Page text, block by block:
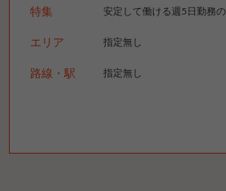
特集 安定して働ける週5日勤務
エリア 指定無し
路線・駅 指定無し